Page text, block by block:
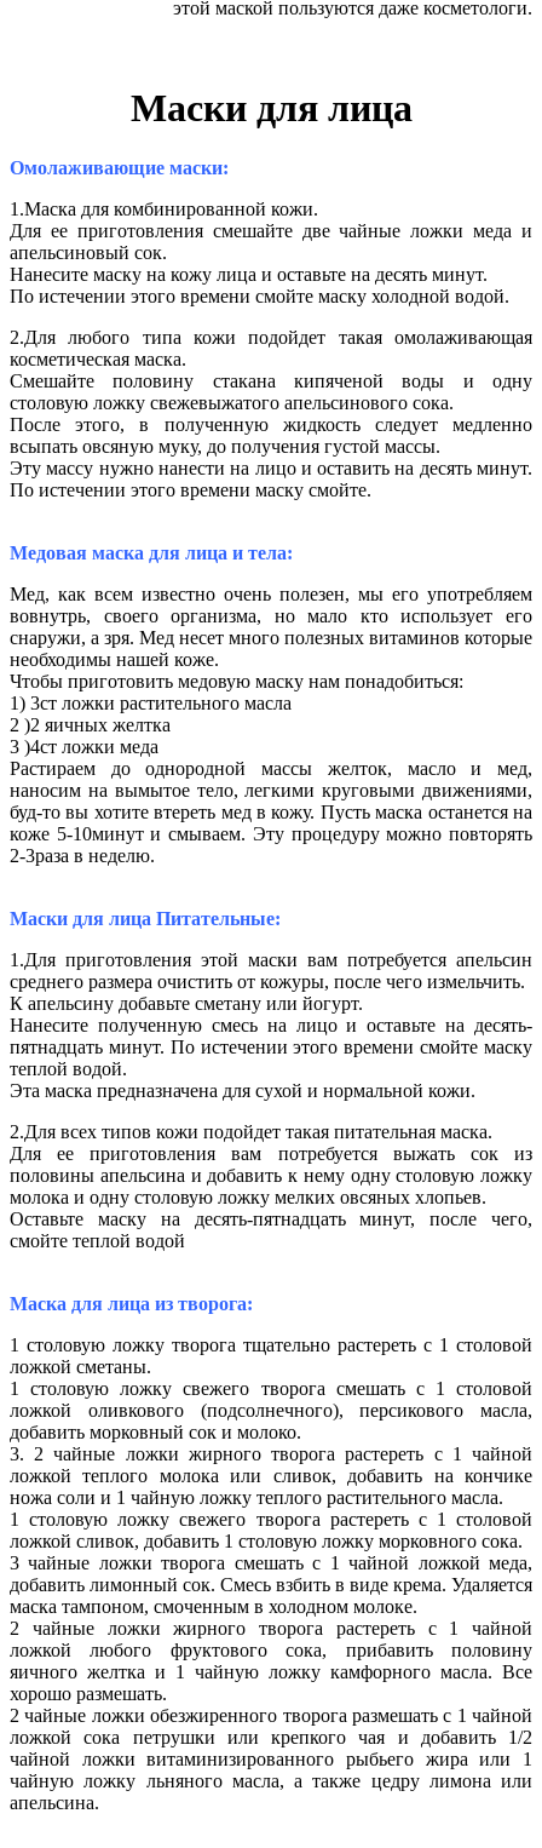
этой маской пользуются даже косметологи.
Маски для лица
Омолаживающие маски:
1.Маска для комбинированной кожи.
Для ее приготовления смешайте две чайные ложки меда и
апельсиновый сок.
Нанесите маску на кожу лица и оставьте на десять минут.
По истечении этого времени смойте маску холодной водой.
2.Для любого типа кожи подойдет такая омолаживающая
косметическая маска.
Смешайте половину стакана кипяченой воды и одну
столовую ложку свежевыжатого апельсинового сока.
После этого, в полученную жидкость следует медленно
всыпать овсяную муку, до получения густой массы.
Эту массу нужно нанести на лицо и оставить на десять минут.
По истечении этого времени маску смойте.
Медовая маска для лица и тела:
Мед, как всем известно очень полезен, мы его употребляем
вовнутрь, своего организма, но мало кто использует его
снаружи, а зря. Мед несет много полезных витаминов которые
необходимы нашей коже.
Чтобы приготовить медовую маску нам понадобиться:
1) 3ст ложки растительного масла
2 )2 яичных желтка
3 )4ст ложки меда
Растираем до однородной массы желток, масло и мед,
наносим на вымытое тело, легкими круговыми движениями,
буд-то вы хотите втереть мед в кожу. Пусть маска останется на
коже 5-10минут и смываем. Эту процедуру можно повторять
2-3раза в неделю.
Маски для лица Питательные:
1.Для приготовления этой маски вам потребуется апельсин
среднего размера очистить от кожуры, после чего измельчить.
К апельсину добавьте сметану или йогурт.
Нанесите полученную смесь на лицо и оставьте на десять-
пятнадцать минут. По истечении этого времени смойте маску
теплой водой.
Эта маска предназначена для сухой и нормальной кожи.
2.Для всех типов кожи подойдет такая питательная маска.
Для ее приготовления вам потребуется выжать сок из
половины апельсина и добавить к нему одну столовую ложку
молока и одну столовую ложку мелких овсяных хлопьев.
Оставьте маску на десять-пятнадцать минут, после чего,
смойте теплой водой
Маска для лица из творога:
1 столовую ложку творога тщательно растереть с 1 столовой
ложкой сметаны.
1 столовую ложку свежего творога смешать с 1 столовой
ложкой оливкового (подсолнечного), персикового масла,
добавить морковный сок и молоко.
3. 2 чайные ложки жирного творога растереть с 1 чайной
ложкой теплого молока или сливок, добавить на кончике
ножа соли и 1 чайную ложку теплого растительного масла.
1 столовую ложку свежего творога растереть с 1 столовой
ложкой сливок, добавить 1 столовую ложку морковного сока.
3 чайные ложки творога смешать с 1 чайной ложкой меда,
добавить лимонный сок. Смесь взбить в виде крема. Удаляется
маска тампоном, смоченным в холодном молоке.
2 чайные ложки жирного творога растереть с 1 чайной
ложкой любого фруктового сока, прибавить половину
яичного желтка и 1 чайную ложку камфорного масла. Все
хорошо размешать.
2 чайные ложки обезжиренного творога размешать с 1 чайной
ложкой сока петрушки или крепкого чая и добавить 1/2
чайной ложки витаминизированного рыбьего жира или 1
чайную ложку льняного масла, а также цедру лимона или
апельсина.